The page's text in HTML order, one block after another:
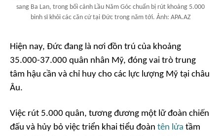
sang Ba Lan, trong bối cảnh Lầu Năm Góc chuẩn bị rút khoảng 5.000
binh sĩ khỏi các căn cứ tại Đức trong năm tới. Ảnh: APA.AZ
Hiện nay, Đức đang là nơi đồn trú của khoảng
35.000-37.000 quân nhân Mỹ, đóng vai trò trung
tâm hậu cần và chỉ huy cho các lực lượng Mỹ tại châu
Âu.
Việc rút 5.000 quân, tương đương một lữ đoàn chiến
đấu và hủy bỏ việc triển khai tiểu đoàn tên lửa tầm